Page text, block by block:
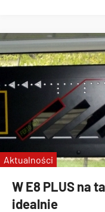
W E8 PLUS na
idealnie
Aktualności